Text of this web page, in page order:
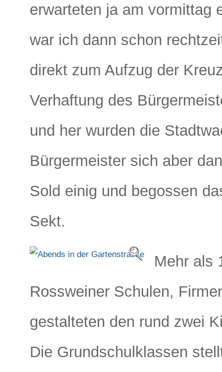
erwarteten ja am vormittag
war ich dann schon
direkt zum Aufzug der
Verhaftung des
und her wurden die
Bürgermeister sich aber
Sold einig und begossen
Sekt.
Mehr als
Rossweiner Schulen,
gestalteten den rund zwei
Die Grundschulklassen